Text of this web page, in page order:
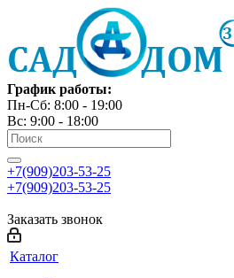
График работы:
Пн-Сб: 8:00 - 19:00
Вс: 9:00 - 18:00
+7(909)203-53-25
+7(909)203-53-25
Заказать звонок
Каталог